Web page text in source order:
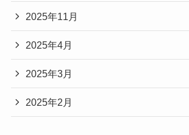
2025年11月
2025年4月
2025年3月
2025年2月